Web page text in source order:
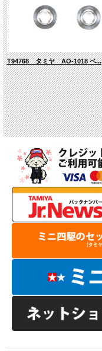
T94768 タミヤ AO-1018 ベ...